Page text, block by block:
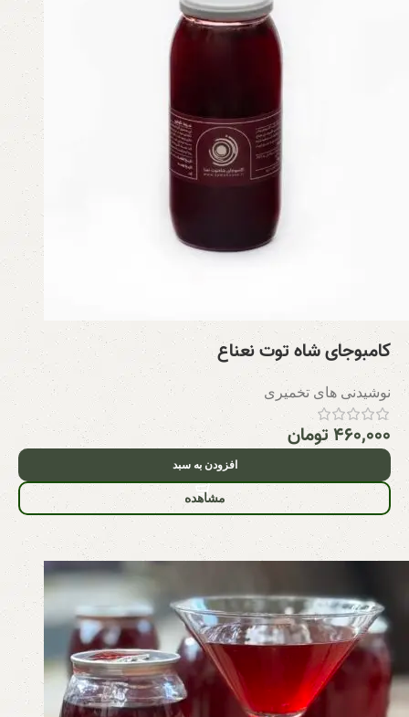
کامبوجای شاه توت نعناع
نوشیدنی های تخمیری
۴۶۰,۰۰۰تومان
افزودن به سبد
مشاهده